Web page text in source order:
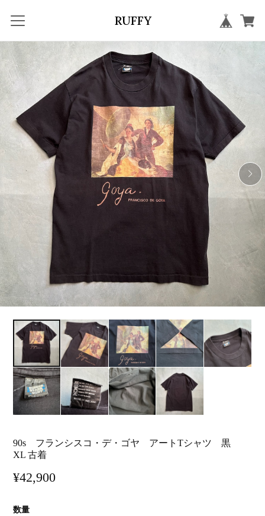
RUFFY
90s フランシスコ・デ・ゴヤ アートTシャツ 黒
XL 古着
¥42,900
数量